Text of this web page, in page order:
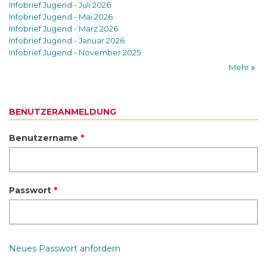
Infobrief Jugend - Juli 2026
Infobrief Jugend - Mai 2026
Infobrief Jugend - März 2026
Infobrief Jugend - Januar 2026
Infobrief Jugend - November 2025
Mehr
BENUTZERANMELDUNG
Benutzername *
Passwort *
Neues Passwort anfordern